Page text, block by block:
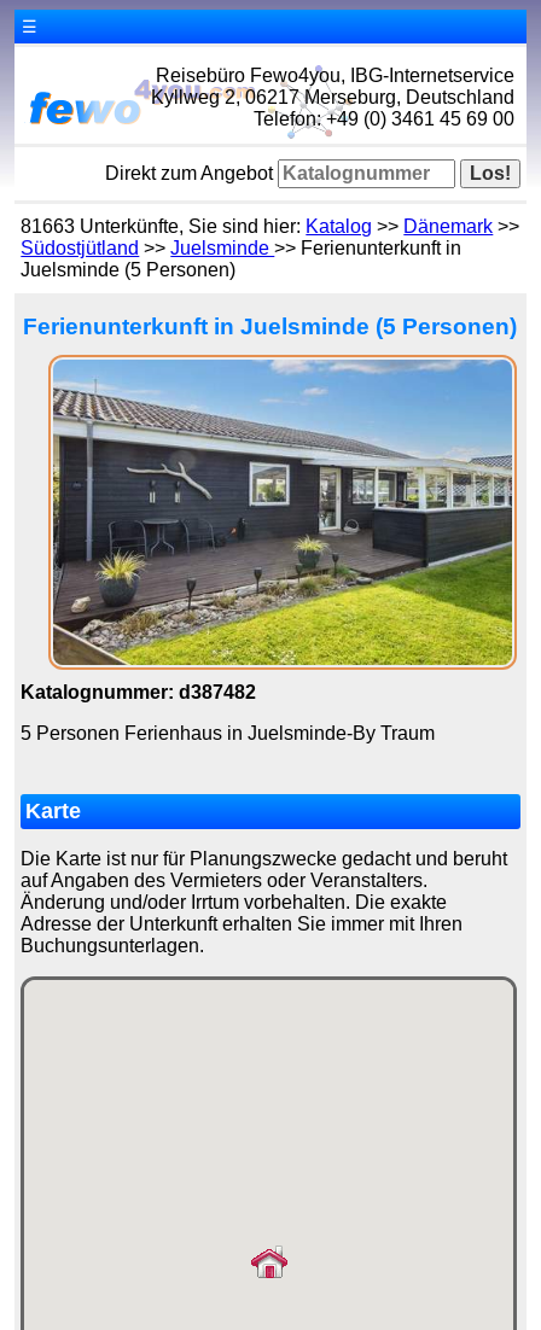
☰
Reisebüro Fewo4you, IBG-Internetservice
Kyllweg 2, 06217 Merseburg, Deutschland
Telefon: +49 (0) 3461 45 69 00
Direkt zum Angebot
81663 Unterkünfte, Sie sind hier: Katalog >> Dänemark >>
Südostjütland >>Juelsminde>> Ferienunterkunft in
Juelsminde (5 Personen)
Ferienunterkunft in Juelsminde (5 Personen)
Katalognummer: d387482
5 Personen Ferienhaus in Juelsminde-By Traum
Karte
Die Karte ist nur für Planungszwecke gedacht und beruht
auf Angaben des Vermieters oder Veranstalters.
Änderung und/oder Irrtum vorbehalten. Die exakte
Adresse der Unterkunft erhalten Sie immer mit Ihren
Buchungsunterlagen.